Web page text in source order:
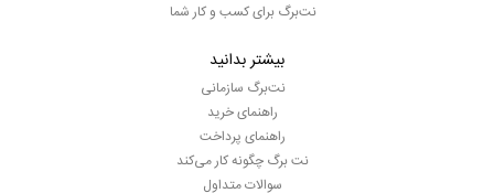
نت‌برگ برای کسب و کار شما
بیشتر بدانید
نت‌برگ سازمانی
راهنمای خرید
راهنمای پرداخت
نت برگ چگونه کار می‌کند
سوالات متداول